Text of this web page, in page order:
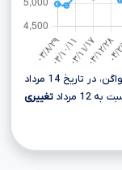
مرداد
تغییری